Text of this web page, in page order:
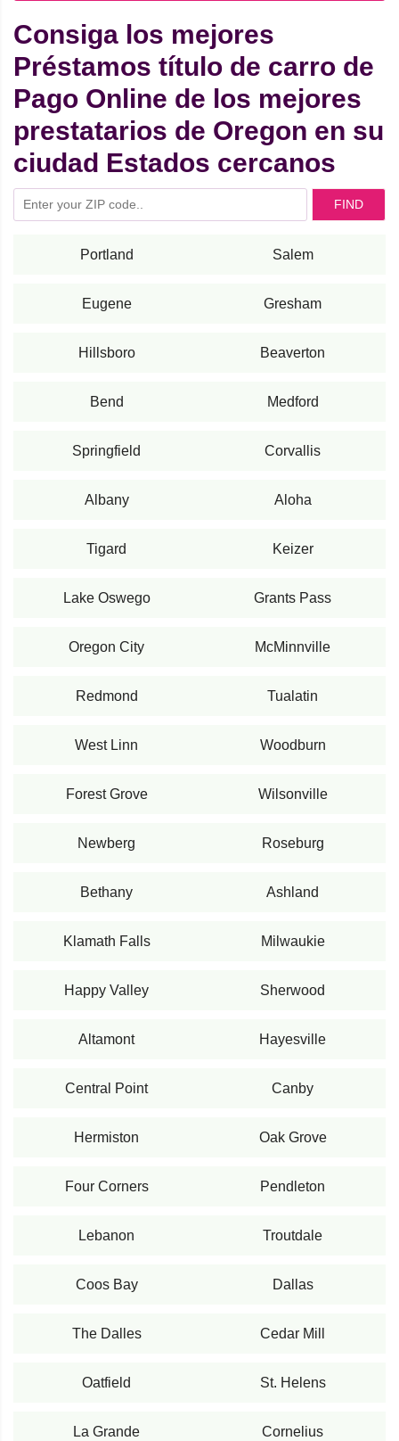
Consiga los mejores
Préstamos título de carro de
Pago Online de los mejores
prestatarios de Oregon en su
ciudad Estados cercanos
FIND
Portland Salem
Eugene Gresham
Hillsboro Beaverton
Bend Medford
Springfield Corvallis
Albany Aloha
Tigard Keizer
Lake Oswego Grants Pass
Oregon City McMinnville
Redmond Tualatin
West Linn Woodburn
Forest Grove Wilsonville
Newberg Roseburg
Bethany Ashland
Klamath Falls Milwaukie
Happy Valley Sherwood
Altamont Hayesville
Central Point Canby
Hermiston Oak Grove
Four Corners Pendleton
Lebanon Troutdale
Coos Bay Dallas
The Dalles Cedar Mill
Oatfield St. Helens
La Grande Cornelius